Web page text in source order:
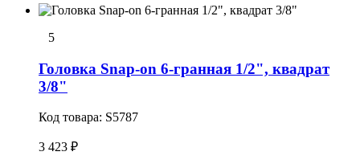
5
Головка Snap-on 6-гранная 1/2", квадрат
3/8"
Код товара: S5787
3 423 ₽